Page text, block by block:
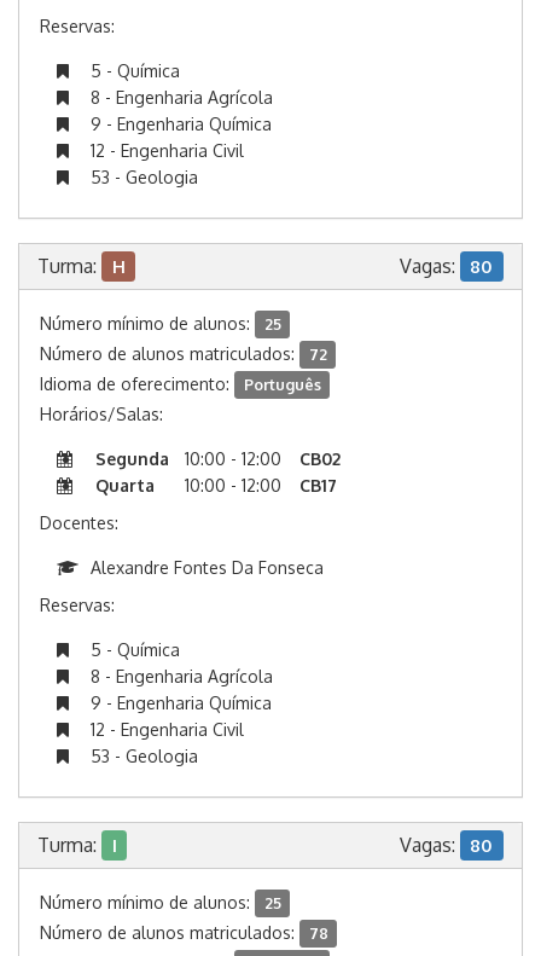
Reservas:
5 - Química
8 - Engenharia Agrícola
9 - Engenharia Química
12 - Engenharia Civil
53 - Geologia
Turma: H Vagas: 80
Número mínimo de alunos: 25
Número de alunos matriculados: 72
Idioma de oferecimento: Português
Horários/Salas:
Segunda 10:00 - 12:00
CB02
Quarta
10:00 - 12:00
CB17
Docentes:
Alexandre Fontes Da Fonseca
Reservas:
5 - Química
8 - Engenharia Agrícola
9 - Engenharia Química
12 - Engenharia Civil
53 - Geologia
Turma: I Vagas: 80
Número mínimo de alunos: 25
Número de alunos matriculados: 78